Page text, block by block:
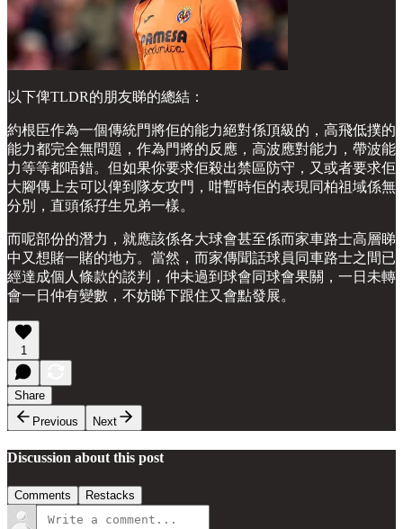
以下俾TLDR的朋友睇的總結：
約根臣作為一個傳統門將佢的能力絕對係頂級的，高飛低撲的
能力都完全無問題，作為門將的反應，高波應對能力，帶波能
力等等都唔錯。但如果你要求佢殺出禁區防守，又或者要求佢
大腳傳上去可以俾到隊友攻門，咁暫時佢的表現同柏祖域係無
分別，直頭係孖生兄弟一樣。
而呢部份的潛力，就應該係各大球會甚至係而家車路士高層睇
中又想賭一賭的地方。當然，而家傳聞話球員同車路士之間已
經達成個人條款的談判，仲未過到球會同球會果關，一日未轉
會一日仲有變數，不妨睇下跟住又會點發展。
1
Share
Previous
Next
Discussion about this post
Comments Restacks